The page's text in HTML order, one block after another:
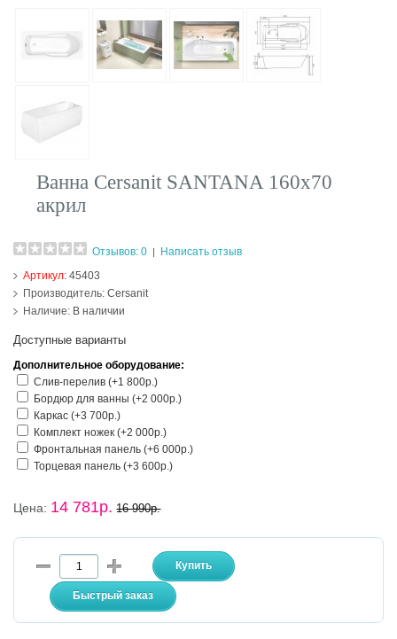
Ванна Cersanit SANTANA 160х70
акрил
Отзывов: 0
Написать отзыв
Артикул:45403
Производитель: Cersanit
Наличие: В наличии
Доступные варианты
Дополнительное оборудование:
Слив-перелив (+1 800р.)
Бордюр для ванны (+2 000р.)
Каркас (+3 700р.)
Комплект ножек (+2 000р.)
Фронтальная панель (+6 000р.)
Торцевая панель (+3 600р.)
Цена: 14 781р. 16 990р.